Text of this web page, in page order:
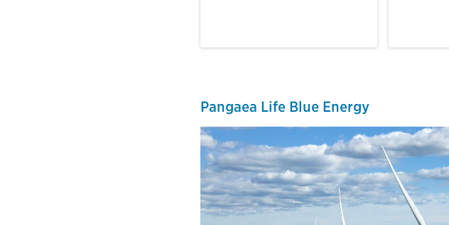
Pangaea Life Blue Energy